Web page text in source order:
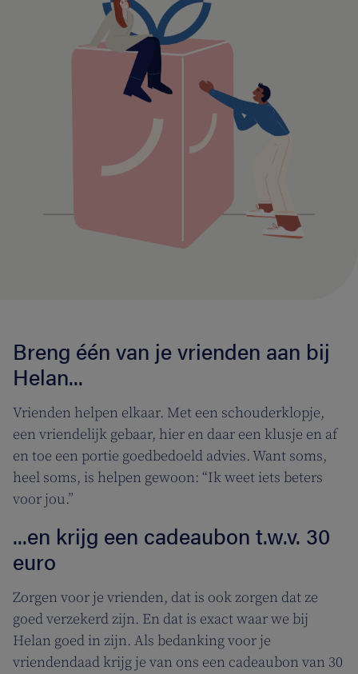
Breng één van je vrienden aan bij
Helan...
Vrienden helpen elkaar. Met een schouderklopje,
een vriendelijk gebaar, hier en daar een klusje en af
en toe een portie goedbedoeld advies. Want soms,
heel soms, is helpen gewoon: “Ik weet iets beters
voor jou.”
...en krijg een cadeaubon t.w.v. 30
euro
Zorgen voor je vrienden, dat is ook zorgen dat ze
goed verzekerd zijn. En dat is exact waar we bij
Helan goed in zijn. Als bedanking voor je
vriendendaad krijg je van ons een cadeaubon van 30